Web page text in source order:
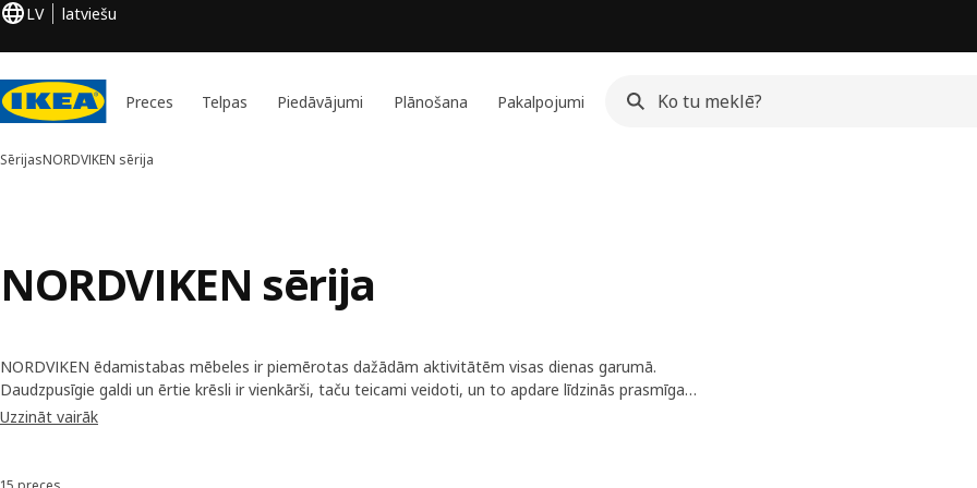
LV latviešu
Preces Telpas Piedāvājumi Plānošana Pakalpojumi
SērijasNORDVIKEN sērija
NORDVIKEN sērija
NORDVIKEN ēdamistabas mēbeles ir piemērotas dažādām aktivitātēm visas dienas garumā.
Daudzpusīgie galdi un ērtie krēsli ir vienkārši, taču teicami veidoti, un to apdare līdzinās prasmīga
amatnieka roku veikumam. Koka konstrukcija ir izturīga un ilgtspējīga, laika gaitā kļūst tikai
Uzzināt vairāk